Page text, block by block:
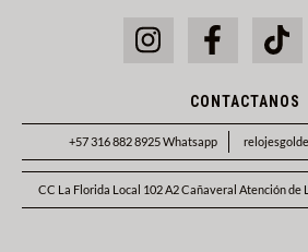
CONTACTANOS
+57 316 882 8925 Whatsapp
CC La Florida Local 102 A2 Cañaveral Atención de